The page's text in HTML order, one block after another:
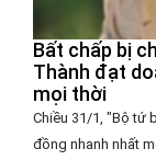
Bất chấp bị
Thành đạt
mọi thời
Chiều 31/1, "Bộ tứ
đồng nhanh nhất